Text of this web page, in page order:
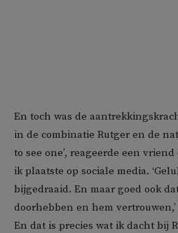
En toch was de
in de combinatie Rutger en de
to see one’, reageerde een
ik plaatste op sociale media.
bijgedraaid. En maar goed ook
doorhebben en hem
En dat is precies wat ik dacht bij